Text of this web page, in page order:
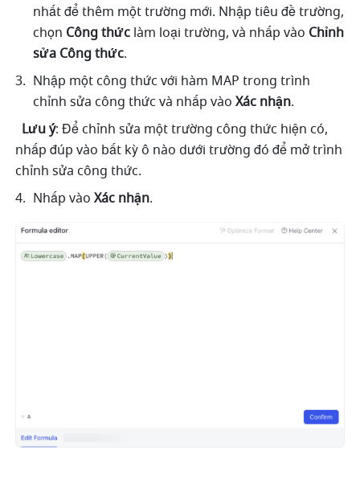
nhất để thêm một trường mới. Nhập tiêu đề trường,
chọn Công thức làm loại trường, và nhấp vào Chỉnh
sửa Công thức.
Nhập một công thức với hàm MAP trong trình
chỉnh sửa công thức và nhấp vào Xác nhận.
Lưu ý: Để chỉnh sửa một trường công thức hiện có,
nhấp đúp vào bất kỳ ô nào dưới trường đó để mở trình
chỉnh sửa công thức.
Nhấp vào Xác nhận.